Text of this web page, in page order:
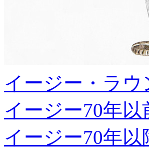
イージー・ラウ
イージー70年以
イージー70年以